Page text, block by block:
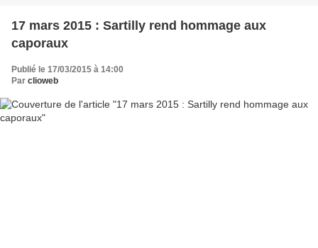
17 mars 2015 : Sartilly rend hommage aux
caporaux
Publié le 17/03/2015 à 14:00
Par clioweb